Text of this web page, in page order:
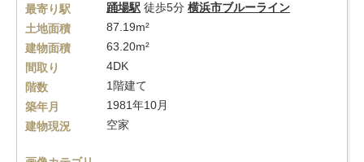
最寄り駅
踊場駅 徒歩5分 横浜市ブルーライン
土地面積
87.19m²
建物面積
63.20m²
間取り
4DK
階数
1階建て
築年月
1981年10月
建物現況
空家